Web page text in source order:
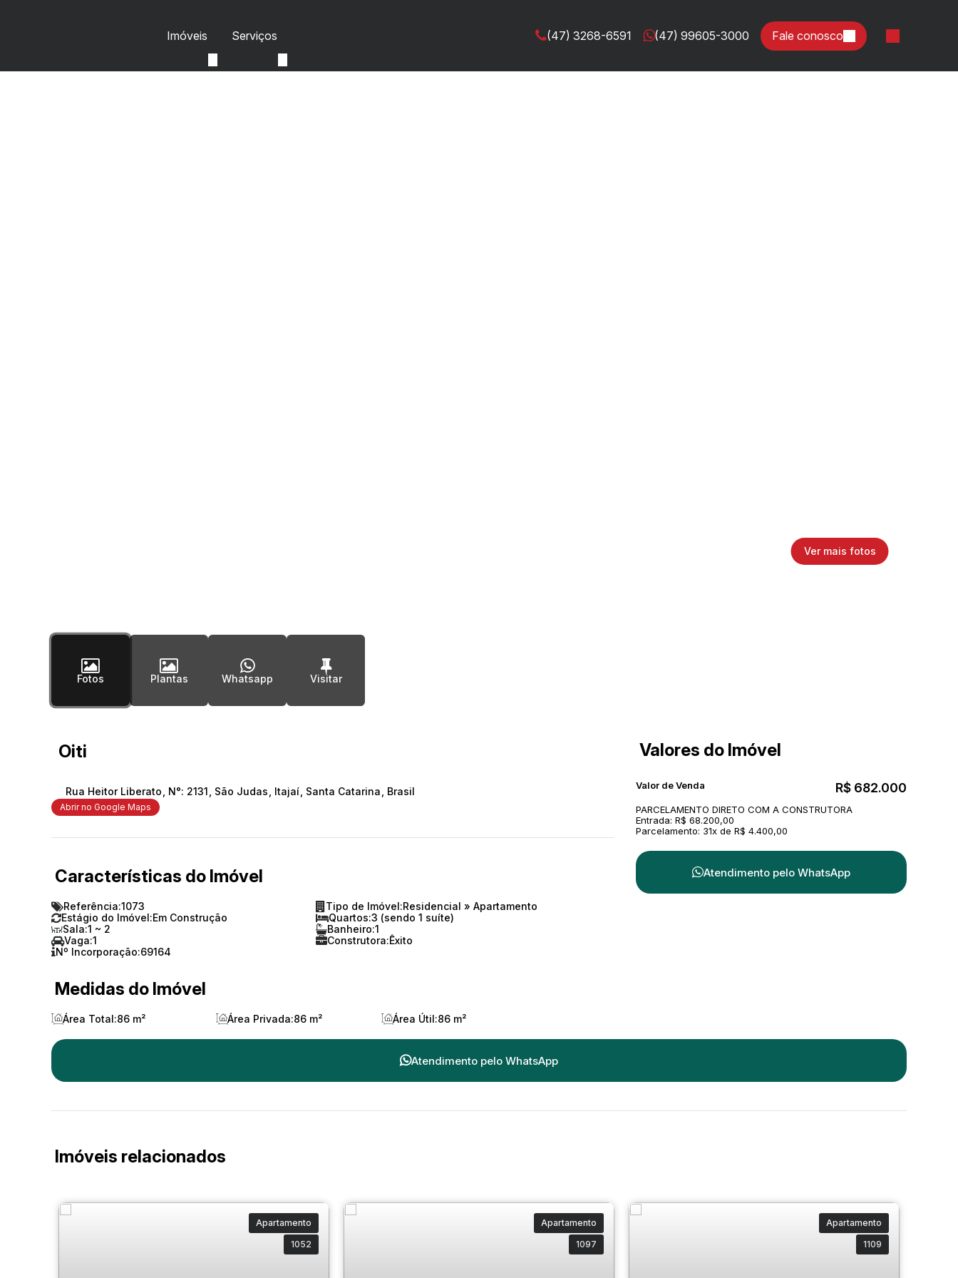
Imóveis Serviços Fale conosco
(47) 3268-6591 (47) 99605-3000
Fotos Plantas Whatsapp
Oiti
Rua Heitor Liberato N°: 2131 São Judas Itajaí Santa Catarina Brasil
Abrir no Google Maps
Características do Imóvel
Referência:1073 Tipo de Imóvel:Residencial » Apartamento
Estágio do Imóvel:Em Construção Quartos:3 (sendo 1 suíte)
Sala:1 ~ 2 Banheiro:1
Vaga:1 Construtora:Êxito
Nº Incorporação:69164
Medidas do Imóvel
Área Total:86 m² Área Privada:86 m² Área Útil:86 m²
Valores do Imóvel
R$ 682.000
Valor de Venda
PARCELAMENTO DIRETO COM A CONSTRUTORA
Entrada: R$ 68.200,00
Parcelamento: 31x de R$ 4.400,00
Atendimento pelo WhatsApp
Atendimento pelo WhatsApp
Imóveis relacionados
Apartamento
1052
Apartamento
1097
Apartamento
1109